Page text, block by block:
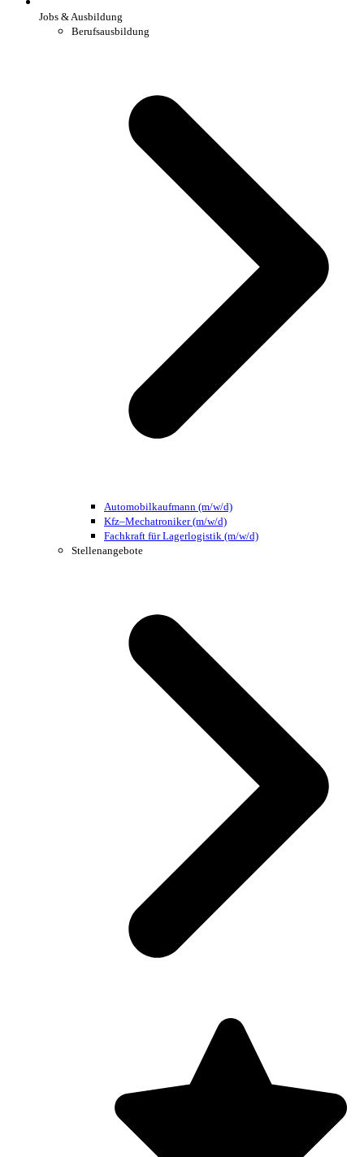
Jobs & Ausbildung
Berufsausbildung
Automobilkaufmann (m/w/d)
Kfz–Mechatroniker (m/w/d)
Fachkraft für Lagerlogistik (m/w/d)
Stellenangebote